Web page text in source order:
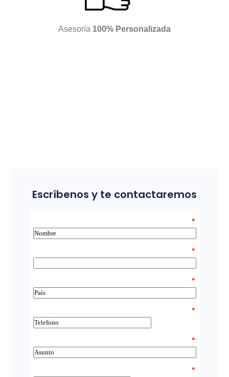
Asesoría 100% Personalizada
Escríbenos y te contactaremos